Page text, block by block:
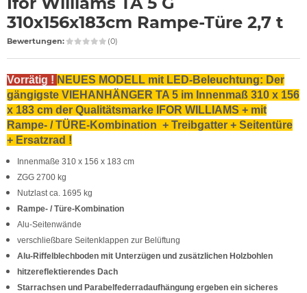
310x156x183cm Rampe-Türe 2,7 t
Bewertungen: (0)
Vorrätig ! NEUES MODELL mit LED-Beleuchtung: Der
gängigste VIEHANHÄNGER TA 5 im Innenmaß 310 x 156
x 183 cm der Qualitätsmarke IFOR WILLIAMS + mit
Rampe- / TÜRE-Kombination + Treibgatter + Seitentüre
+ Ersatzrad !
Innenmaße 310 x 156 x 183 cm
ZGG 2700 kg
Nutzlast ca. 1695 kg
Rampe- / Türe-Kombination
Alu-Seitenwände
verschließbare Seitenklappen zur Belüftung
Alu-Riffelblechboden mit Unterzügen und zusätzlichen Holzbohlen
hitzereflektierendes Dach
Starrachsen und Parabelfederradaufhängung ergeben ein sicheres